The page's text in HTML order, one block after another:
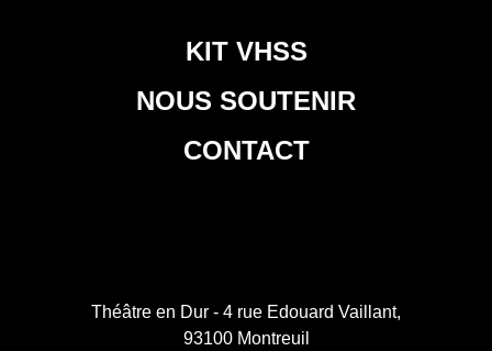
KIT VHSS
NOUS SOUTENIR
CONTACT
Théâtre en Dur - 4 rue Edouard Vaillant,
93100 Montreuil